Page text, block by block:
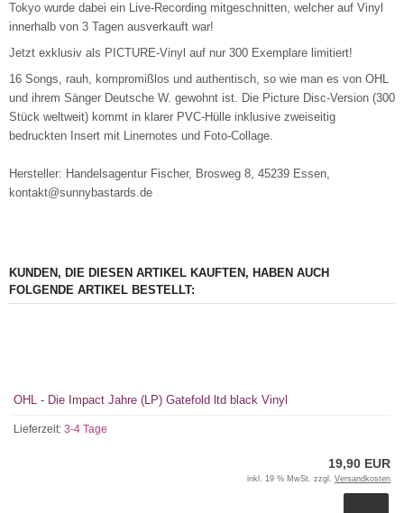
Tokyo wurde dabei ein Live-Recording mitgeschnitten, welcher auf Vinyl
innerhalb von 3 Tagen ausverkauft war!
Jetzt exklusiv als PICTURE-Vinyl auf nur 300 Exemplare limitiert!
16 Songs, rauh, kompromißlos und authentisch, so wie man es von OHL
und ihrem Sänger Deutsche W. gewohnt ist. Die Picture Disc-Version (300
Stück weltweit) kommt in klarer PVC-Hülle inklusive zweiseitig
bedruckten Insert mit Linernotes und Foto-Collage.
Hersteller: Handelsagentur Fischer, Brosweg 8, 45239 Essen,
kontakt@sunnybastards.de
KUNDEN, DIE DIESEN ARTIKEL KAUFTEN, HABEN AUCH
FOLGENDE ARTIKEL BESTELLT:
OHL - Die Impact Jahre (LP) Gatefold ltd black Vinyl
Lieferzeit: 3-4 Tage
19,90 EUR
inkl. 19 % MwSt. zzgl. Versandkosten